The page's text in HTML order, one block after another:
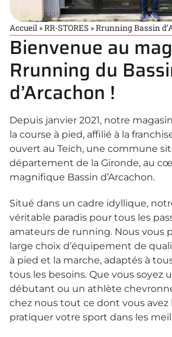
Accueil »RR-STORES »Rrunning Bassin
Bienvenue au
Rrunning du
d’Arcachon !
Depuis janvier 2021, notre
la course à pied, affilié à la
ouvert au Teich, une commune
département de la Gironde, au
magnifique Bassin d’Arcachon.
Situé dans un cadre idyllique,
véritable paradis pour tous les
amateurs de running. Nous vous
large choix d’équipement de
à pied et la marche, adaptés à
tous les besoins. Que vous soyez
débutant ou un athlète
chez nous tout ce dont vous avez
pratiquer votre sport dans les